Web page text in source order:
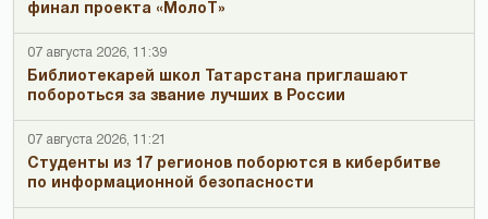
финал проекта «МолоТ»
07 августа 2026, 11:39
Библиотекарей школ Татарстана приглашают
побороться за звание лучших в России
07 августа 2026, 11:21
Студенты из 17 регионов поборются в кибербитве
по информационной безопасности